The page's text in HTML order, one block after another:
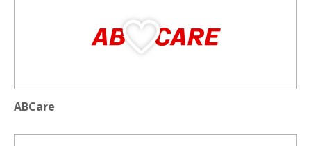
ABCare